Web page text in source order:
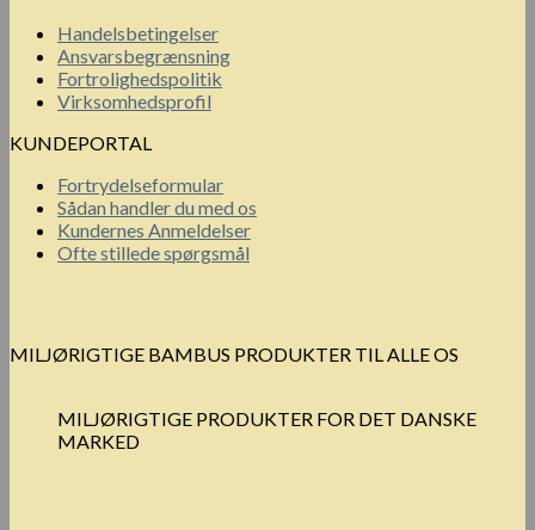
2
000.00 kr.
flere
varianter.
Mulighederne
vælges
varesiden
Handelsbetingelser
Ansvarsbegrænsning
Fortrolighedspolitik
Virksomhedsprofil
KUNDEPORTAL
Fortrydelseformular
Sådan handler du med os
Kundernes Anmeldelser
Ofte stillede spørgsmål
MILJØRIGTIGE BAMBUS PRODUKTER TIL ALLE OS
MILJØRIGTIGE PRODUKTER FOR DET DANSKE
MARKED